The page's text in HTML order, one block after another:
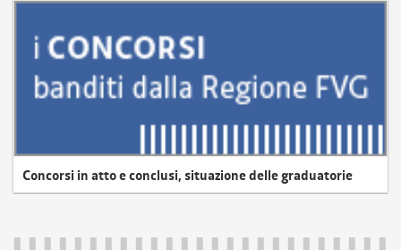
Concorsi in atto e conclusi, situazione delle graduatorie